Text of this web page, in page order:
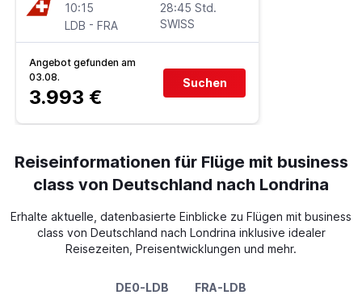
10:15
LDB - FRA
28:45 Std.
SWISS
Angebot gefunden am
03.08.
3.993 €
Suchen
Reiseinformationen für Flüge mit business
class von Deutschland nach Londrina
Erhalte aktuelle, datenbasierte Einblicke zu Flügen mit business
class von Deutschland nach Londrina inklusive idealer
Reisezeiten, Preisentwicklungen und mehr.
DE0-LDB FRA-LDB